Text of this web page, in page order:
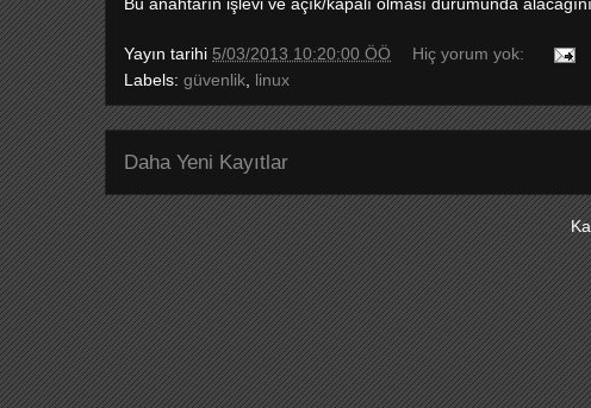
Yayın tarihi 5/03/2013 10:20:00 ÖÖ
Hiç yorum yok:
Labels: güvenlik linux
Daha Yeni Kayıtlar